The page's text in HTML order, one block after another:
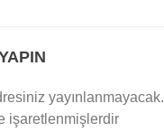
yayınlanmayacak.
işaretlenmişlerdir